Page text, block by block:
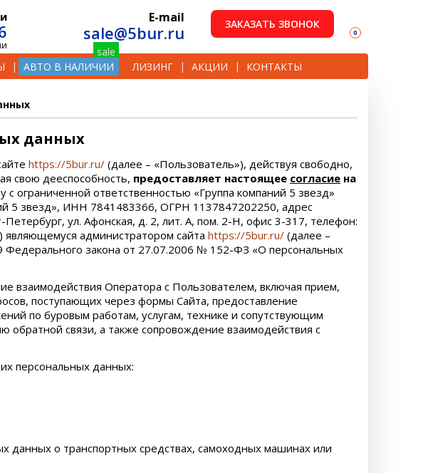
E-mail
sale@5bur.ru ЗАКАЗАТЬ ЗВОНОК
0
АВТО В НАЛИЧИИ ЛИЗИНГ АКЦИИ КОНТАКТЫ
данных
https://5bur.ru/ (далее – «Пользователь»), действуя свободно,
свою дееспособность, предоставляет настоящее согласие на
с ограниченной ответственностью «Группа компаний 5 звезд»
5 звезд», ИНН 7841483366, ОГРН 1137847202250, адрес
ул. Афонская, д. 2, лит. А, пом. 2-Н, офис 3-317, телефон:
) являющемуся администратором сайта https://5bur.ru/ (далее –
Федерального закона от 27.07.2006 № 152-ФЗ «О персональных
взаимодействия Оператора с Пользователем, включая прием,
поступающих через формы Сайта, предоставление
по буровым работам, услугам, технике и сопутствующим
обратной связи, а также сопровождение взаимодействия с
персональных данных:
данных о транспортных средствах, самоходных машинах или